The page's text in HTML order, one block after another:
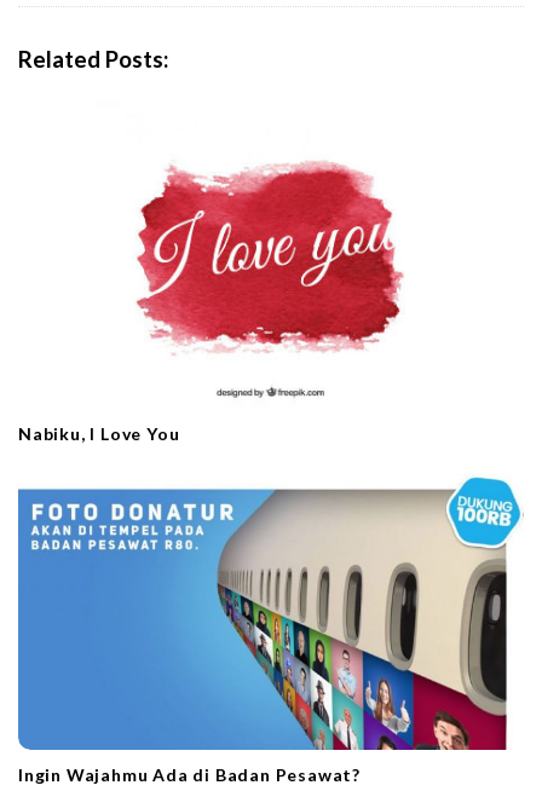
Related Posts:
Nabiku, I Love You
Ingin Wajahmu Ada di Badan Pesawat?